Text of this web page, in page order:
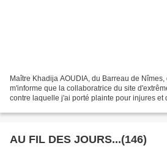
Maître Khadija AOUDIA, du Barreau de Nîmes,
m'informe que la collaboratrice du site
contre laquelle j'ai porté plainte pour injures et
AU FIL DES JOURS...(146)